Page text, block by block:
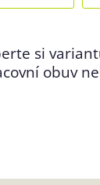
si
obuv